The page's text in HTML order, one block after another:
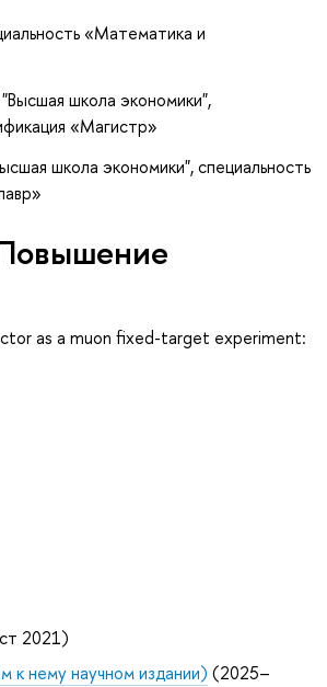
«Математика и
школа экономики",
«Магистр»
школа экономики", специальность
as a muon fixed-target experiment:
2021)
к нему научном издании) (2025–